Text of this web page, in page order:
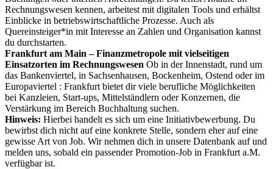
Rechnungswesen kennen, arbeitest mit digitalen Tools und erhältst
Einblicke in betriebswirtschaftliche Prozesse. Auch als
Quereinsteiger*in mit Interesse an Zahlen und Organisation kannst
du durchstarten.
Frankfurt am Main – Finanzmetropole mit vielseitigen
Einsatzorten im Rechnungswesen Ob in der Innenstadt, rund um
das Bankenviertel, in Sachsenhausen, Bockenheim, Ostend oder im
Europaviertel : Frankfurt bietet dir viele berufliche Möglichkeiten
bei Kanzleien, Start-ups, Mittelständlern oder Konzernen, die
Verstärkung im Bereich Buchhaltung suchen.
Hinweis: Hierbei handelt es sich um eine Initiativbewerbung. Du
bewirbst dich nicht auf eine konkrete Stelle, sondern eher auf eine
gewisse Art von Job. Wir nehmen dich in unsere Datenbank auf und
melden uns, sobald ein passender Promotion-Job in Frankfurt a.M.
verfügbar ist.